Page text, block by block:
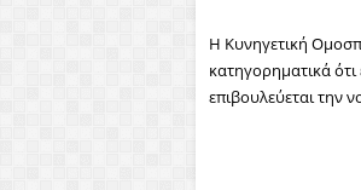
Η Κυνηγετική
κατηγορηματικά
επιβουλεύεται την